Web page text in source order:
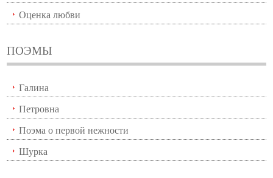
Оценка любви
ПОЭМЫ
Галина
Петровна
Поэма о первой нежности
Шурка